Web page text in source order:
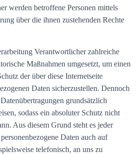
werden betroffene Personen mittels
über die ihnen zustehenden Rechte
Verantwortlicher zahlreiche
Maßnahmen umgesetzt, um einen
der über diese Internetseite
Daten sicherzustellen. Dennoch
grundsätzlich
sodass ein absoluter Schutz nicht
Aus diesem Grund steht es jeder
Daten auch auf
telefonisch, an uns zu